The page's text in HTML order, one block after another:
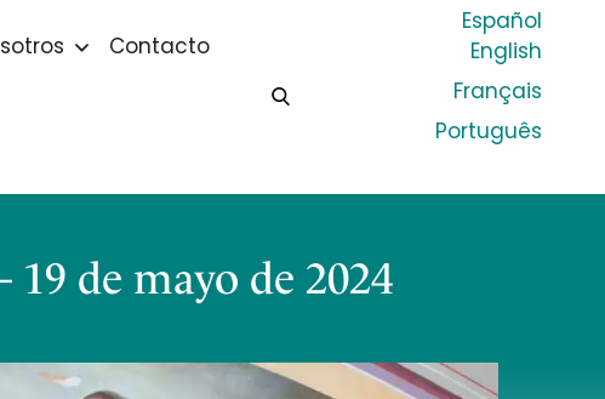
Contacto
Español
English
Français
Português
de mayo de 2024